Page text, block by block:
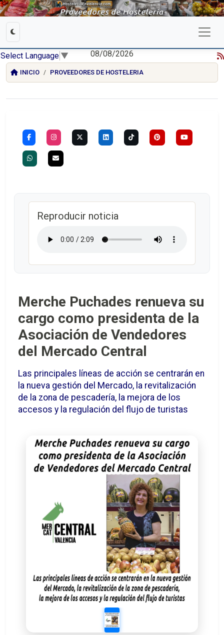
Select Language ▼ 08/08/2026
INICIO PROVEEDORES DE HOSTELERIA
Reproducir noticia
Merche Puchades renueva su
cargo como presidenta de la
Asociación de Vendedores
del Mercado Central
Las principales líneas de acción se centrarán en
la nueva gestión del Mercado, la revitalización
de la zona de pescadería, la mejora de los
accesos y la regulación del flujo de turistas